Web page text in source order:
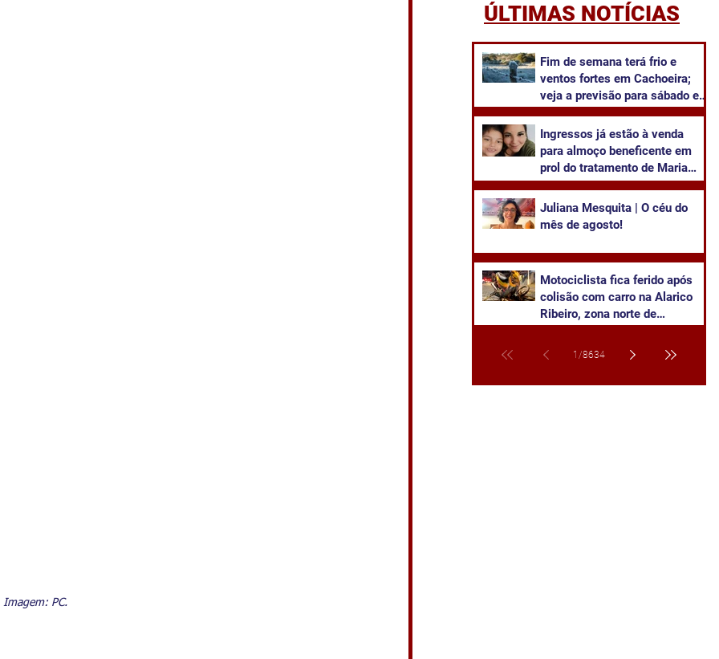
Imagem: PC.
ÚLTIMAS NOTÍCIAS
Fim de semana terá frio e
ventos fortes em Cachoeira;
veja a previsão para sábado e
Ingressos já estão à venda
para almoço beneficente em
prol do tratamento de Maria
Olívia
Juliana Mesquita | O céu do
mês de agosto!
Motociclista fica ferido após
colisão com carro na Alarico
Ribeiro, zona norte de
1 /8634